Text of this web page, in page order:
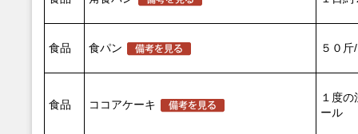
食品 食パン ５０斤
食品 ココアケーキ
１度
ール